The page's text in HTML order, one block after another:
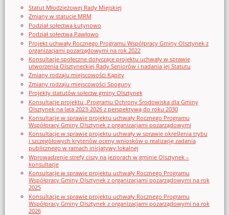
Statut Młodzieżowej Rady Miejskiej
Zmiany w statucie MRM
Podział sołectwa Łutynowo
Podział sołectwa Pawłowo
Projekt uchwały Rocznego Programu Współpracy Gminy Olsztynek z
organizacjami pozarządowymi na rok 2022
Konsultacje społeczne dotyczące projektu uchwały w sprawie
utworzenia Olsztyneckiej Rady Seniorów i nadania jej Statutu
Zmiany rodzaju miejscowości Kąpity
Zmiany rodzaju miejscowości Spoguny
Projekty statutów sołectw gminy Olsztynek
Konsultacje projektu „Programu Ochrony Środowiska dla Gminy
Olsztynek na lata 2023-2026 z perspektywą do roku 2030
Konsultacje w sprawie projektu uchwały Rocznego Programu
Współpracy Gminy Olsztynek z organizacjami pozarządowymi
Konsultacje w sprawie projektu uchwały w sprawie określenia trybu
i szczegółowych kryteriów oceny wniosków o realizację zadania
publicznego w ramach inicjatywy lokalnej
Wprowadzenie strefy ciszy na jeziorach w gminie Olsztynek –
konsultacje
Konsultacje w sprawie projektu uchwały Rocznego Programu
Współpracy Gminy Olsztynek z organizacjami pozarządowymi na rok
2025
Konsultacje w sprawie projektu uchwały Rocznego Programu
Współpracy Gminy Olsztynek z organizacjami pozarządowymi na rok
2026